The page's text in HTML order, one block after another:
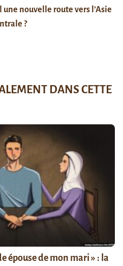
une nouvelle route vers l’Asie
?
DANS CETTE
épouse de mon mari » : la